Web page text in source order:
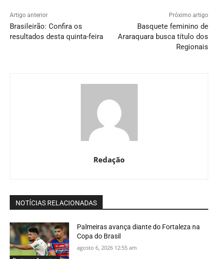
Artigo anterior
Brasileirão: Confira os
resultados desta quinta-feira
Próximo artigo
Basquete feminino de
Araraquara busca título dos
Regionais
Redação
NOTÍCIAS RELACIONADAS
Palmeiras avança diante do Fortaleza na
Copa do Brasil
agosto 6, 2026 12:55 am